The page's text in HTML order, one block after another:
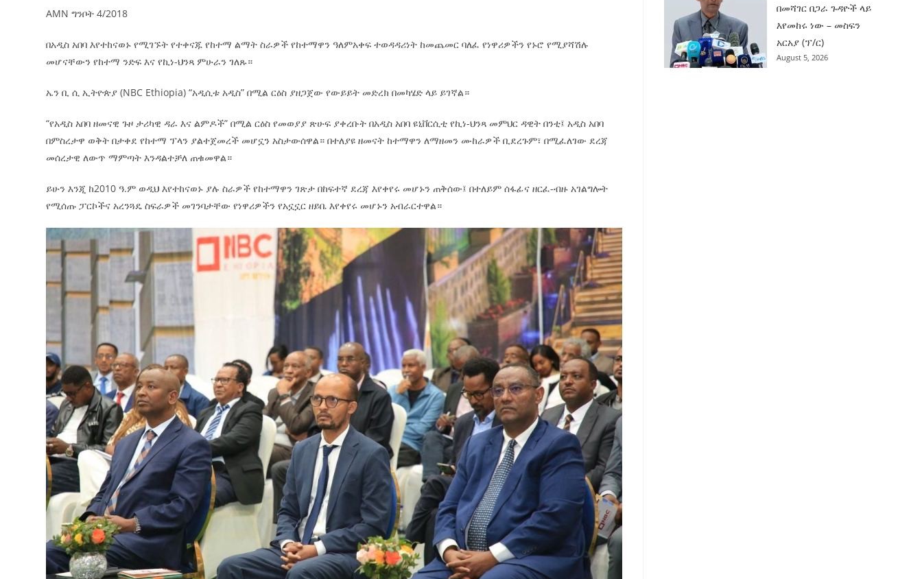
AMN ግንቦት 4/2018
በአዲስ አበባ እየተከናወኑ የሚገኙት የተቀናጁ የከተማ ልማት ስራዎች የከተማዋን ዓለምአቀፍ ተወዳዳሪነት ከመጨመር ባለፈ የነዋሪዎችን የኑሮ የሚያሻሽሉ
መሆናቸውን የከተማ ንድፍ እና የኪነ-ህንጻ ምሁራን ገለጹ።
ኤን ቢ ሲ ኢትዮጵያ (NBC Ethiopia) “አዲሲቱ አዲስ” በሚል ርዕስ ያዘጋጀው የውይይት መድረክ በመካሄድ ላይ ይገኛል።
“የአዲስ አበባ ዘመናዊ ጉዞ ታሪካዊ ዳራ እና ልምዶች” በሚል ርዕስ የመወያያ ጽሁፍ ያቀረቡት በአዲስ አበባ ዩኒቨርሲቲ የኪነ-ህንጻ መምህር ዳዊት በንቲ፤ አዲስ አበባ
በምስረታዋ ወቅት በታቀደ የከተማ ፕላን ያልተጀመረች መሆኗን አስታውሰዋል። በተለያዩ ዘመናት ከተማዋን ለማዘመን ሙከራዎች ቢደረጉም፣ በሚፈለገው ደረጃ
መሰረታዊ ለውጥ ማምጣት እንዳልተቻለ ጠቁመዋል።
ይሁን እንጂ ከ2010 ዓ.ም ወዲህ እየተከናወኑ ያሉ ስራዎች የከተማዋን ገጽታ በከፍተኛ ደረጃ እየቀየሩ መሆኑን ጠቅሰው፤ በተለይም ሰፋፊና ዘርፈ-ብዙ አገልግሎት
የሚሰጡ ፓርኮችና አረንጓዴ ስፍራዎች መገንባታቸው የነዋሪዎችን የአኗኗር ዘይቤ እየቀየሩ መሆኑን አብራርተዋል።
በመሻገር በጋራ ጉዳዮች ላይ
እየመከሩ ነው – መስፍን
አርአያ (ፕ/ር)
August 5, 2026